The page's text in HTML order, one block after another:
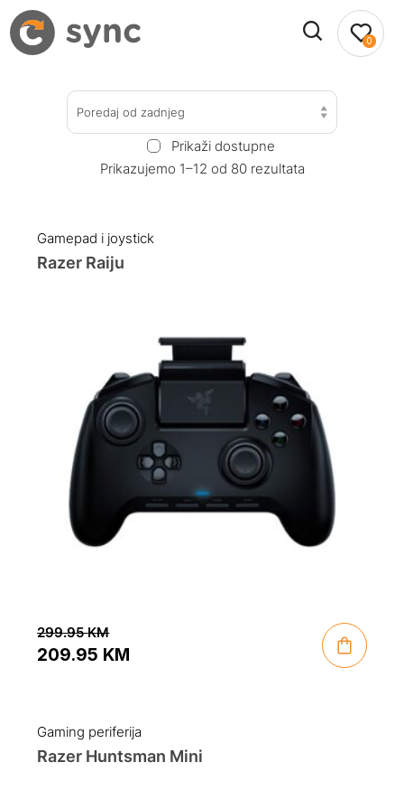
0
Poredaj od zadnjeg
Prikaži dostupne
Prikazujemo 1–12 od 80 rezultata
Gamepad i joystick
Razer Raiju
299.95KM
was:
299.95 KM.
209.95 KM
is:
209.95 KM.
Gaming periferija
Razer Huntsman Mini